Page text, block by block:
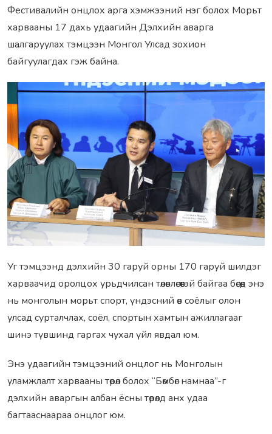
Фестивалийн онцлох арга хэмжээний нэг болох Морьт
харвааны 17 дахь удаагийн Дэлхийн аварга
шалгаруулах тэмцээн Монгол Улсад зохион
байгуулагдах гэж байна.
Уг тэмцээнд дэлхийн 30 гаруй орны 170 гаруй шилдэг
харваачид оролцох урьдчилсан төлөвлөгөөтэй байгаа бөгөөд энэ
нь монголын морьт спорт, үндэсний өв соёлыг олон
улсад сурталчлах, соёл, спортын хамтын ажиллагааг
шинэ түвшинд гаргах чухал үйл явдал юм.
Энэ удаагийн тэмцээний онцлог нь Монголын
уламжлалт харвааны төрөл болох “Бөмбөг намнаа”-г
дэлхийн аваргын албан ёсны төрөлд анх удаа
багтааснаараа онцлог юм.